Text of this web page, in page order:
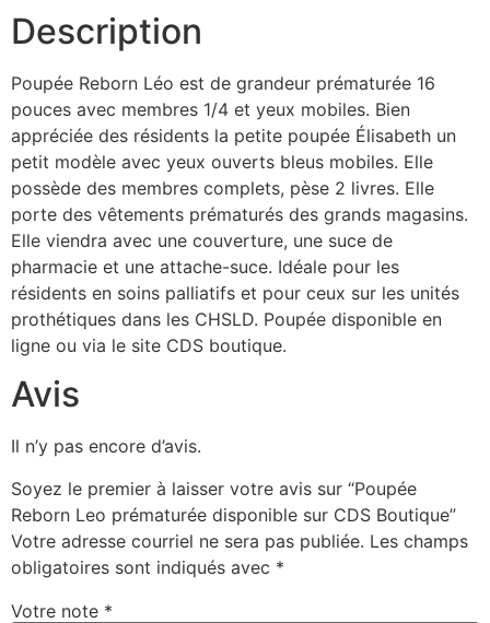
Description
Poupée Reborn Léo est de grandeur prématurée 16
pouces avec membres 1/4 et yeux mobiles. Bien
appréciée des résidents la petite poupée Élisabeth un
petit modèle avec yeux ouverts bleus mobiles. Elle
possède des membres complets, pèse 2 livres. Elle
porte des vêtements prématurés des grands magasins.
Elle viendra avec une couverture, une suce de
pharmacie et une attache-suce. Idéale pour les
résidents en soins palliatifs et pour ceux sur les unités
prothétiques dans les CHSLD. Poupée disponible en
ligne ou via le site CDS boutique.
Avis
Il n’y pas encore d’avis.
Soyez le premier à laisser votre avis sur “Poupée
Reborn Leo prématurée disponible sur CDS Boutique”
Votre adresse courriel ne sera pas publiée. Les champs
obligatoires sont indiqués avec *
Votre note *